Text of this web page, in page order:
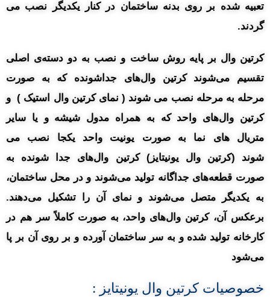
تعبیه شده بر روی بدنه ساختمان در کنار یکدیگر نصب می
گردند.
کرتین وال بر پایه روش ساخت و نصب به دو دسته‌ی اصلی
تقسیم می‌شوند کرتین وال‌های جداشونده که به صورت
مرحله به مرحله نصب می شوند ( نمای کرتین وال استیک ) و
کرتین وال‌های واحد که به همراه مدول شیشه و یا سایر
متریال های نما به صورت یونیت واحد یکجا نصب می
شوند (کرتین وال یونیتایز) کرتین وال‌های جدا شونده به
صورت قطعه‌های جداگانه تولید می‌شوند و در محل ساختمان،
به یکدیگر متصل می‌شوند و نمای آن را تشکیل می‌دهند.
برعکس آن، کرتین وال‌های واحد، به صورت کاملاً سر هم در
کارخانه تولید شده و به سر ساختمان آورده و بر روی آن بر پا
می‌شود
خصوصیات کرتین وال یونیتایز :